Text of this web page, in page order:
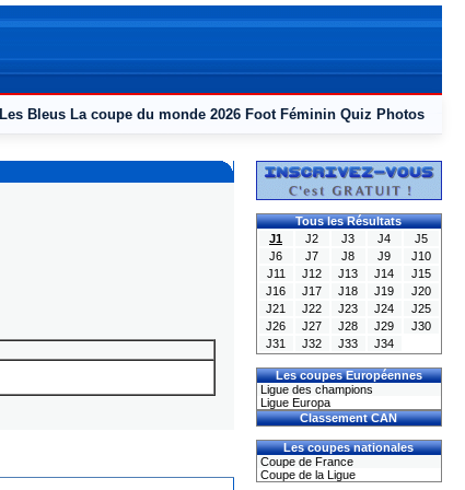
Les Bleus La coupe du monde 2026 Foot Féminin Quiz Photos
Tous les Résultats
J1
J2 J3 J4
J5
J6
J7 J8 J9
J10
J11
J12 J13 J14
J15
J16
J17 J18 J19
J20
J21
J22 J23 J24
J25
J26
J27 J28 J29
J30
J31
J32 J33 J34
Les coupes Européennes
Ligue des champions
Ligue Europa
Classement CAN
Les coupes nationales
Coupe de France
Coupe de la Ligue